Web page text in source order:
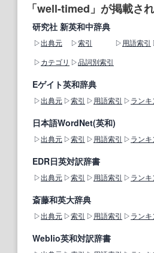
「well-timed」が掲載さ
研究社 新英和中辞典
出典元 索引 用語索引
カテゴリ
品詞別索引
Eゲイト英和辞典
出典元 索引 用語索引 ラン
日本語WordNet(英和)
出典元 索引 用語索引 ラン
EDR日英対訳辞書
出典元 索引 用語索引 ラン
斎藤和英大辞典
出典元 索引 用語索引 ラン
Weblio英和対訳辞書